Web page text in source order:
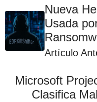
Nueva
Usada
Artículo
Microsoft
Clasifica